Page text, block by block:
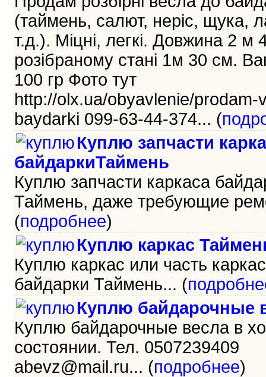
(таймень, салют, неріс, щука,
т.д.). Міцні, легкі. Довжина 2 м
розібраному стані 1м 30 см.
100 гр Фото тут
http://olx.ua/obyavlenie/prodam-
baydarki 099-63-44-374... (
Куплю запчасти
байдаркиТаймень
Куплю запчасти каркаса
Таймень, даже требующие
(подробнее)
Куплю каркас
Куплю каркас или часть
байдарки Таймень... (
Куплю байдарочные
Куплю байдарочные весла в
состоянии. Тел. 0507239409
abevz@mail.ru... (подробнее)